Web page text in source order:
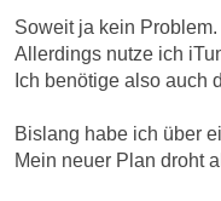
Soweit ja kein Problem.
Allerdings nutze ich
Ich benötige also auch
Bislang habe ich über
Mein neuer Plan droht